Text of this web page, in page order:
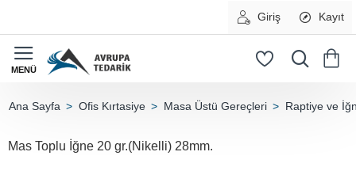
Giriş Kayıt
Ofis Kırtasiye Masa Üstü Gereçleri Raptiye ve
Mas Toplu İğne 20 gr.(Nikelli) 28mm.